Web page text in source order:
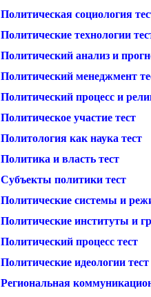
Политическая социология
Политические технологии
Политический анализ и
Политический менеджмент
Политический процесс и
Политическое участие тест
Политология как наука тест
Политика и власть тест
Субъекты политики тест
Политические системы и
Политические институты и
Политический процесс тест
Политические идеологии тест
Региональная